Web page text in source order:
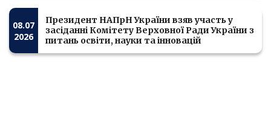
08.07
2026
Президент НАПрН України взяв участь у
засіданні Комітету Верховної Ради України з
питань освіти, науки та інновацій